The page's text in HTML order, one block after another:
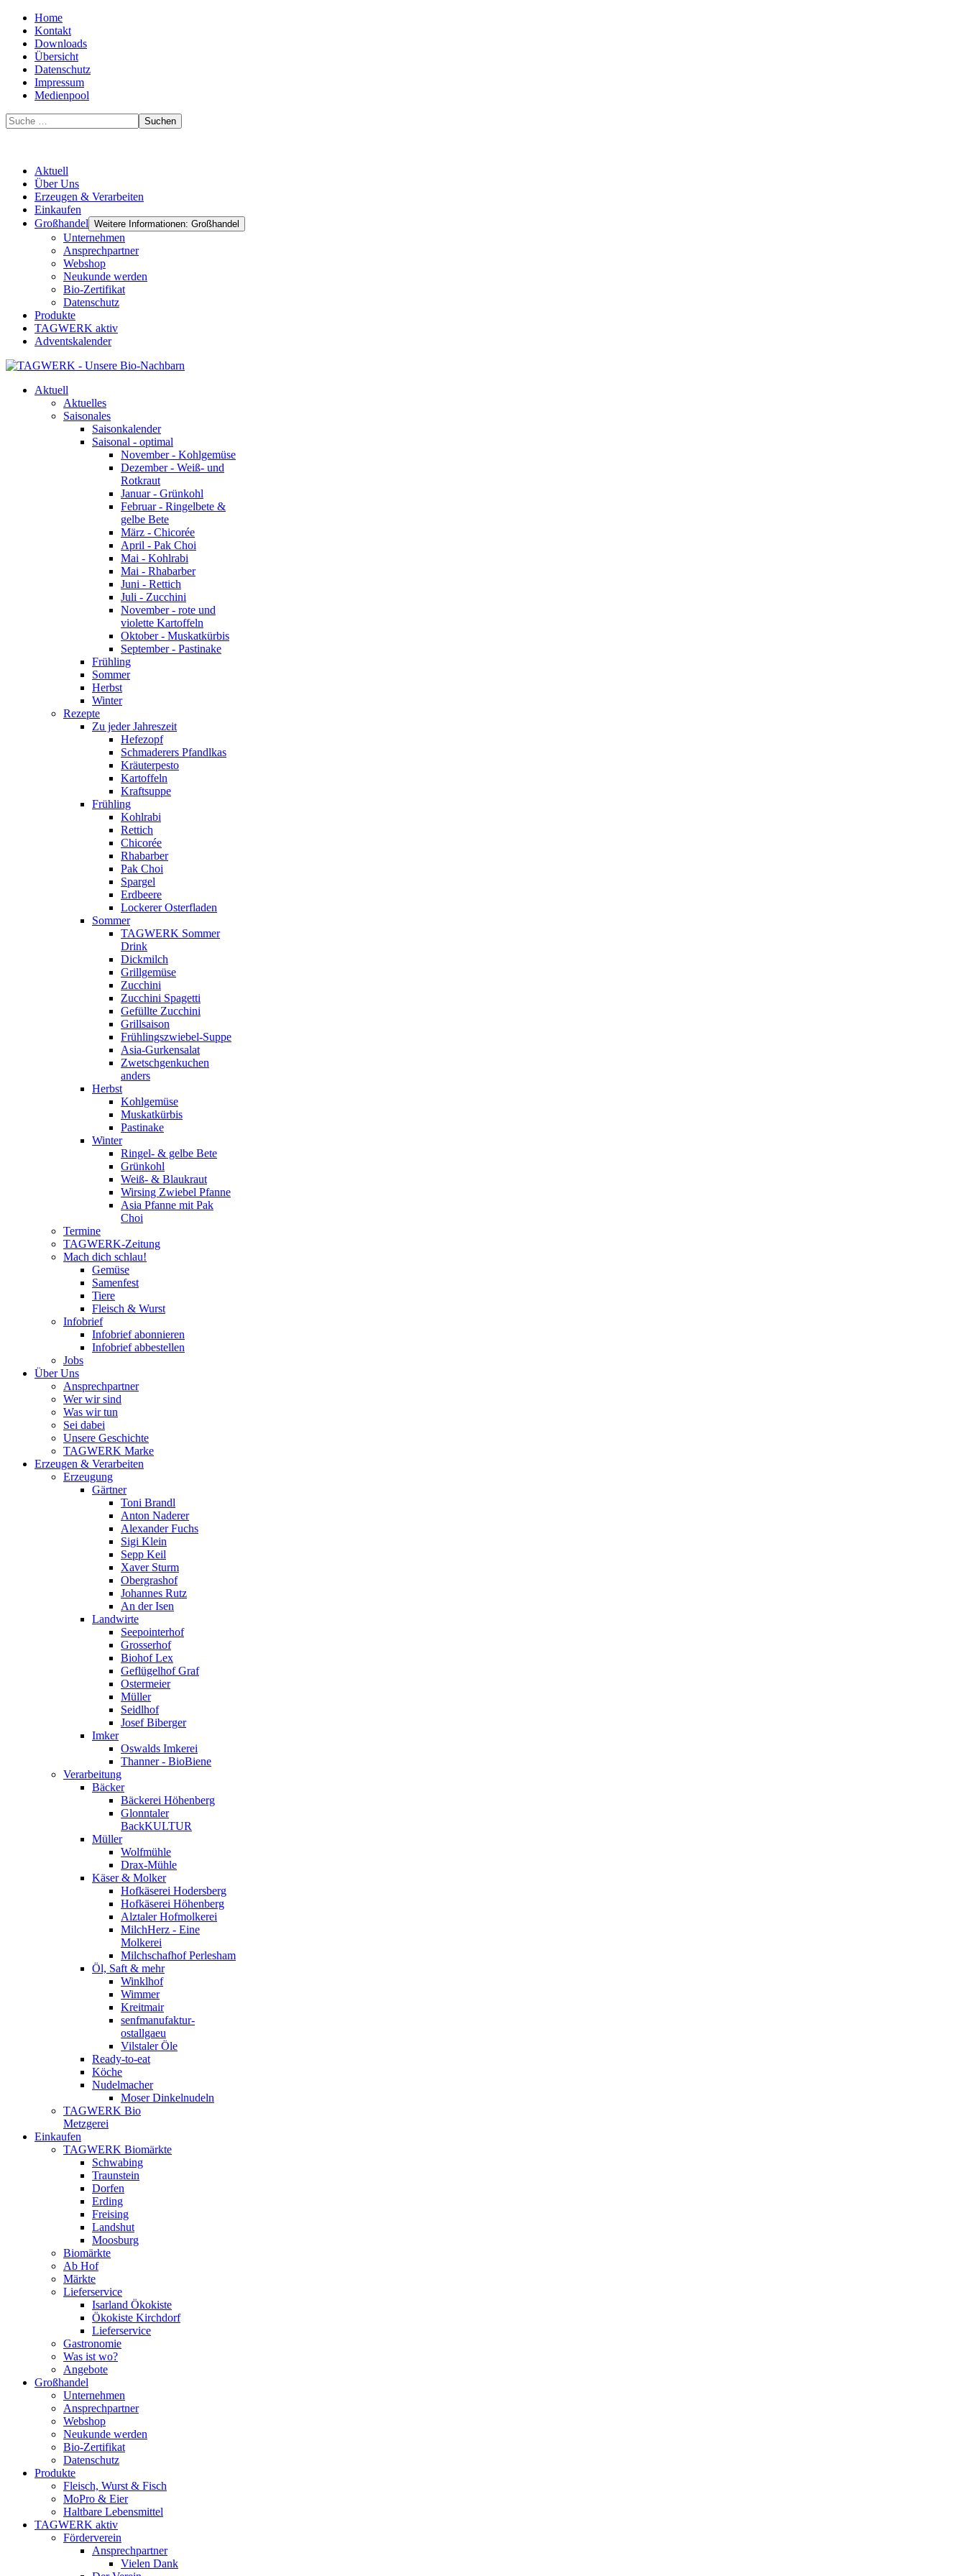
Home
Kontakt
Downloads
Übersicht
Datenschutz
Impressum
Medienpool
Suchen
Aktuell
Über Uns
Erzeugen & Verarbeiten
Einkaufen
Großhandel Weitere Informationen: Großhandel
Unternehmen
Ansprechpartner
Webshop
Neukunde werden
Bio-Zertifikat
Datenschutz
Produkte
TAGWERK aktiv
Adventskalender
Aktuell
Aktuelles
Saisonales
Saisonkalender
Saisonal - optimal
November - Kohlgemüse
Dezember - Weiß- und
Rotkraut
Januar - Grünkohl
Februar - Ringelbete &
gelbe Bete
März - Chicorée
April - Pak Choi
Mai - Kohlrabi
Mai - Rhabarber
Juni - Rettich
Juli - Zucchini
November - rote und
violette Kartoffeln
Oktober - Muskatkürbis
September - Pastinake
Frühling
Sommer
Herbst
Winter
Rezepte
Zu jeder Jahreszeit
Hefezopf
Schmaderers Pfandlkas
Kräuterpesto
Kartoffeln
Kraftsuppe
Frühling
Kohlrabi
Rettich
Chicorée
Rhabarber
Pak Choi
Spargel
Erdbeere
Lockerer Osterfladen
Sommer
TAGWERK Sommer
Drink
Dickmilch
Grillgemüse
Zucchini
Zucchini Spagetti
Gefüllte Zucchini
Grillsaison
Frühlingszwiebel-Suppe
Asia-Gurkensalat
Zwetschgenkuchen
anders
Herbst
Kohlgemüse
Muskatkürbis
Pastinake
Winter
Ringel- & gelbe Bete
Grünkohl
Weiß- & Blaukraut
Wirsing Zwiebel Pfanne
Asia Pfanne mit Pak
Choi
Termine
TAGWERK-Zeitung
Mach dich schlau!
Gemüse
Samenfest
Tiere
Fleisch & Wurst
Infobrief
Infobrief abonnieren
Infobrief abbestellen
Jobs
Über Uns
Ansprechpartner
Wer wir sind
Was wir tun
Sei dabei
Unsere Geschichte
TAGWERK Marke
Erzeugen & Verarbeiten
Erzeugung
Gärtner
Toni Brandl
Anton Naderer
Alexander Fuchs
Sigi Klein
Sepp Keil
Xaver Sturm
Obergrashof
Johannes Rutz
An der Isen
Landwirte
Seepointerhof
Grosserhof
Biohof Lex
Geflügelhof Graf
Ostermeier
Müller
Seidlhof
Josef Biberger
Imker
Oswalds Imkerei
Thanner - BioBiene
Verarbeitung
Bäcker
Bäckerei Höhenberg
Glonntaler
BackKULTUR
Müller
Wolfmühle
Drax-Mühle
Käser & Molker
Hofkäserei Hodersberg
Hofkäserei Höhenberg
Alztaler Hofmolkerei
MilchHerz - Eine
Molkerei
Milchschafhof Perlesham
Öl, Saft & mehr
Winklhof
Wimmer
Kreitmair
senfmanufaktur-
ostallgaeu
Vilstaler Öle
Ready-to-eat
Köche
Nudelmacher
Moser Dinkelnudeln
TAGWERK Bio
Metzgerei
Einkaufen
TAGWERK Biomärkte
Schwabing
Traunstein
Dorfen
Erding
Freising
Landshut
Moosburg
Biomärkte
Ab Hof
Märkte
Lieferservice
Isarland Ökokiste
Ökokiste Kirchdorf
Lieferservice
Gastronomie
Was ist wo?
Angebote
Großhandel
Unternehmen
Ansprechpartner
Webshop
Neukunde werden
Bio-Zertifikat
Datenschutz
Produkte
Fleisch, Wurst & Fisch
MoPro & Eier
Haltbare Lebensmittel
TAGWERK aktiv
Förderverein
Ansprechpartner
Vielen Dank